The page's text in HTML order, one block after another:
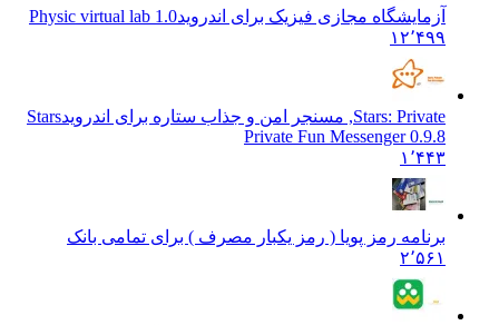
آزمایشگاه مجازی فیزیک برای اندرویدPhysic virtual lab 1.0
۱۲٬۴۹۹
Stars: Private, مسنجر امن و جذاب ستاره برای اندروید
Stars
Private Fun Messenger 0.9.8
۱٬۴۴۳
برنامه رمز پویا ( رمز یکبار مصرف ) برای تمامی بانک
۲٬۵۶۱